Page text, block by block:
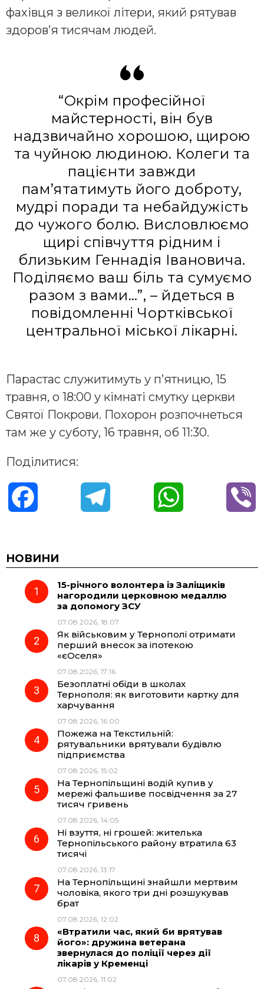
фахівця з великої літери, який рятував
здоров’я тисячам людей.
“Окрім професійної
майстерності, він був
надзвичайно хорошою, щирою
та чуйною людиною. Колеги та
пацієнти завжди
пам’ятатимуть його доброту,
мудрі поради та небайдужість
до чужого болю. Висловлюємо
щирі співчуття рідним і
близьким Геннадія Івановича.
Поділяємо ваш біль та сумуємо
разом з вами…”, – йдеться в
повідомленні Чортківської
центральної міської лікарні.
Парастас служитимуть у п’ятницю, 15
травня, о 18:00 у кімнаті смутку церкви
Святої Покрови. Похорон розпочнеться
там же у суботу, 16 травня, об 11:30.
Поділитися:
c
e
o
k
e
g
r
a
m
t
A
НОВИНИ
15-річного волонтера із Заліщиків
нагородили церковною медаллю
за допомогу ЗСУ
07.08.2026, 18:07
Як військовим у Тернополі отримати
перший внесок за іпотекою
«єОселя»
07.08.2026, 17:16
Безоплатні обіди в школах
Тернополя: як виготовити картку для
харчування
07.08.2026, 16:00
Пожежа на Текстильній:
рятувальники врятували будівлю
підприємства
07.08.2026, 15:02
На Тернопільщині водій купив у
мережі фальшиве посвідчення за 27
тисяч гривень
07.08.2026, 14:05
Ні взуття, ні грошей: жителька
Тернопільського району втратила 63
тисячі
07.08.2026, 13:17
На Тернопільщині знайшли мертвим
чоловіка, якого три дні розшукував
брат
07.08.2026, 12:02
«Втратили час, який би врятував
його»: дружина ветерана
звернулася до поліції через дії
лікарів у Кременці
07.08.2026, 11:02